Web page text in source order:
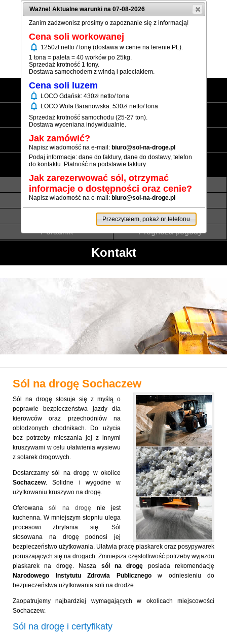
Pokaż numer
Strona główna
Sól workowana
Sól luzem
Informacje
Transport luzem
Termin realizacji
Płatność
Atesty i referencje
Poradnik
Prognoza pogody
Kontakt
Sól na drogę Sochaczew
Sól na drogę stosuje się z myślą o
poprawie bezpieczeństwa jazdy dla
kierowców oraz przechodniów na
oblodzonych chodnikach. Do użycia
bez potrzeby mieszania jej z innymi
kruszywami w celu ułatwienia wysiewu
z solarek drogowych.
Dostarczamy sól na drogę w okolice
Sochaczew. Solidne i wygodne w
użytkowaniu kruszywo na drogę.
Oferowana sól na drogę nie jest
kuchenna. W mniejszym stopniu ulega
procesowi zbrylania się. Sól
stosowana na drogę podnosi jej
bezpieczeństwo użytkowania. Ułatwia pracę piaskarek oraz posypywarek
poruszających się na drogach. Zmniejsza częstotliwość potrzeby wyjazdu
piaskarek na drogę. Nasza sól na drogę posiada rekomendację
Narodowego Instytutu Zdrowia Publicznegow odniesieniu do
bezpieczeństwa użytkowania soli na drodze.
Zaopatrujemy najbardziej wymagających w okolicach miejscowości
Sochaczew.
Sól na drogę i certyfikaty
Ważne! Aktualne warunki na 07-08-2026
Zanim zadzwonisz prosimy o zapoznanie się z informacją!
Cena soli workowanej
notifications 1250zł netto / tonę (dostawa w cenie na terenie PL).
1 tona = paleta = 40 worków po 25kg.
Sprzedaż krotność 1 tony.
Dostawa samochodem z windą i paleciakiem.
Cena soli luzem
notifications LOCO Gdańsk: 430zł netto/ tona
notifications LOCO Wola Baranowska: 530zł netto/ tona
Sprzedaż krotność samochodu (25-27 ton).
Dostawa wyceniana indywidualnie.
Jak zamówić?
Napisz wiadomość na e-mail: biuro@sol-na-droge.pl
Podaj informacje: dane do faktury, dane do dostawy, telefon
do kontaktu. Płatność na podstawie faktury.
Jak zarezerwować sól, otrzymać
informacje o dostępności oraz cenie?
Napisz wiadomość na e-mail: biuro@sol-na-droge.pl
Przeczytałem, pokaż nr telefonu